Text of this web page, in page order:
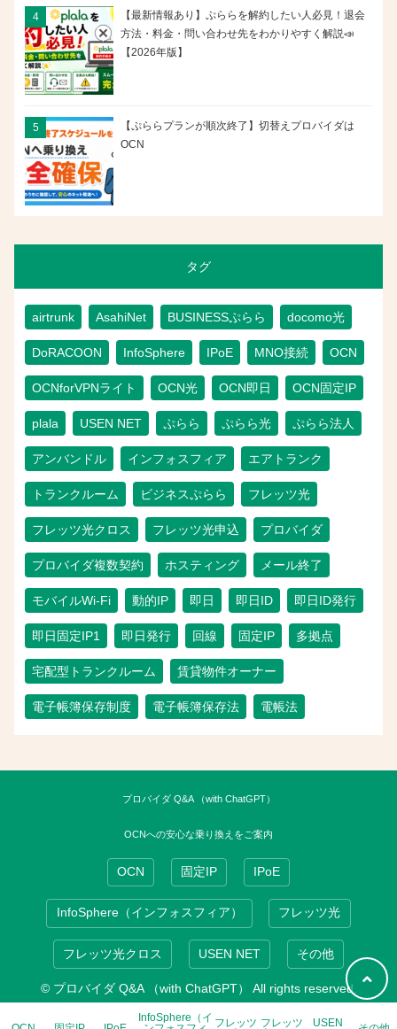
【最新情報あり】ぷららを解約したい人必見！退会
方法・料金・問い合わせ先をわかりやすく解説📣
【2026年版】
【ぷららプランが順次終了】切替えプロバイダは
OCN
タグ
airtrunk AsahiNet BUSINESSぷらら docomo光
DoRACOON InfoSphere IPoE MNO接続 OCN
OCNforVPNライト OCN光 OCN即日 OCN固定IP
plala USEN NET ぷらら ぷらら光 ぷらら法人
アンバンドル インフォスフィア エアトランク
トランクルーム ビジネスぷらら フレッツ光
フレッツ光クロス フレッツ光申込 プロバイダ
プロバイダ複数契約 ホスティング メール終了
モバイルWi-Fi 動的IP 即日 即日ID 即日ID発行
即日固定IP1 即日発行 回線 固定IP 多拠点
宅配型トランクルーム 賃貸物件オーナー
電子帳簿保存制度 電子帳簿保存法 電帳法
プロバイダ Q&A （with ChatGPT）
OCNへの安心な乗り換えをご案内
OCN 固定IP IPoE
InfoSphere（インフォスフィア） フレッツ光
フレッツ光クロス USEN NET その他
© プロバイダ Q&A （with ChatGPT） All rights reserved.
InfoSphere（イ フレッツ フレッツ
USEN